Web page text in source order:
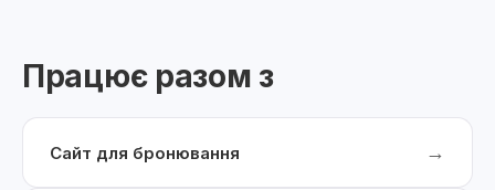
Працює разом з
Сайт для бронювання →